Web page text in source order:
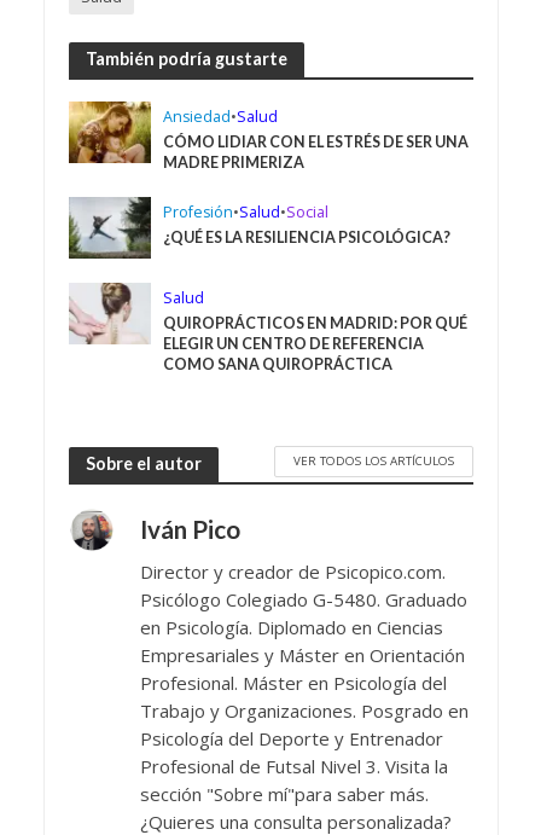
También podría gustarte
Ansiedad•Salud
CÓMO LIDIAR CON EL ESTRÉS DE SER UNA
MADRE PRIMERIZA
Profesión•Salud•Social
¿QUÉ ES LA RESILIENCIA PSICOLÓGICA?
Salud
QUIROPRÁCTICOS EN MADRID: POR QUÉ
ELEGIR UN CENTRO DE REFERENCIA
COMO SANA QUIROPRÁCTICA
Sobre el autor VER TODOS LOS ARTÍCULOS
Iván Pico
Director y creador de Psicopico.com.
Psicólogo Colegiado G-5480. Graduado
en Psicología. Diplomado en Ciencias
Empresariales y Máster en Orientación
Profesional. Máster en Psicología del
Trabajo y Organizaciones. Posgrado en
Psicología del Deporte y Entrenador
Profesional de Futsal Nivel 3. Visita la
sección "Sobre mí"para saber más.
¿Quieres una consulta personalizada?